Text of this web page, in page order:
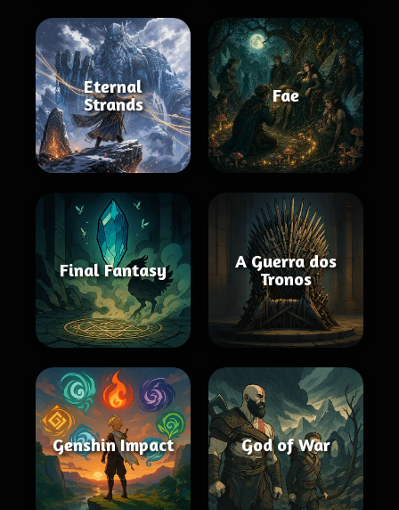
Eternal
Strands
Fae
Final Fantasy
A Guerra dos
Tronos
Genshin Impact God of War